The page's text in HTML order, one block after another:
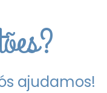
ajudamos!